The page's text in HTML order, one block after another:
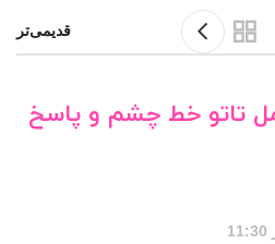
قدیمی‌تر
تاتو خط چشم و پاسخ